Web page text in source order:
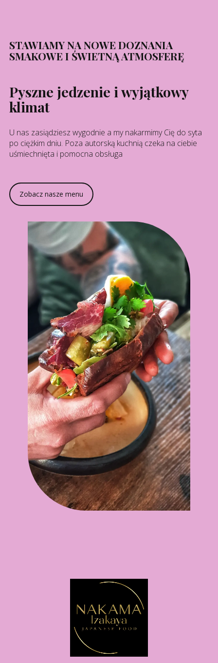
STAWIAMY NA NOWE DOZNANIA
SMAKOWE I ŚWIETNĄ ATMOSFERĘ
Pyszne jedzenie i wyjątkowy
klimat
U nas zasiądziesz wygodnie a my nakarmimy Cię do syta
po ciężkim dniu. Poza autorską kuchnią czeka na ciebie
uśmiechnięta i pomocna obsługa
Zobacz nasze menu